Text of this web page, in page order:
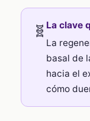
🧬 La clave
La
basal de
hacia el
cómo